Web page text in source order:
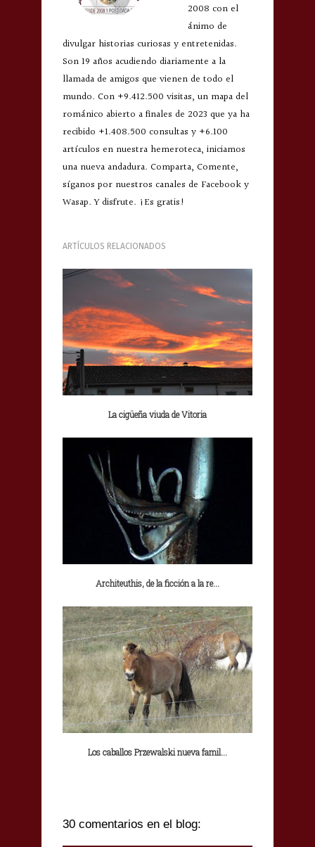
2008 con el
ánimo de
divulgar historias curiosas y entretenidas.
Son 19 años acudiendo diariamente a la
llamada de amigos que vienen de todo el
mundo. Con +9.412.500 visitas, un mapa del
románico abierto a finales de 2023 que ya ha
recibido +1.408.500 consultas y +6.100
artículos en nuestra hemeroteca, iniciamos
una nueva andadura. Comparta, Comente,
síganos por nuestros canales de Facebook y
Wasap. Y disfrute. ¡Es gratis!
ARTÍCULOS RELACIONADOS
La cigüeña viuda de Vitoria
Architeuthis, de la ficción a la re...
Los caballos Przewalski nueva famil...
30 comentarios en el blog: